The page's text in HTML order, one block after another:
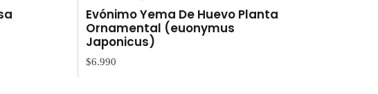
Evónimo Yema De Huevo Planta
Ornamental (euonymus
Japonicus)
$6.990